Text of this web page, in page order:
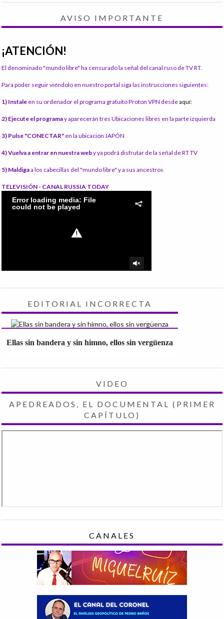
AVISO IMPORTANTE
¡ATENCIÓN!
El denominado "mundo libre" ha censurado la señal del canal ruso de TV RT.
Para poder seguir viéndolo en nuestro portal siga las instrucciones siguientes:
1) Instale en su ordenador el programa gratuito Proton VPN desdeaquí:
2) Ejecute el programay aparecerán tres Ubicaciones libres en la parte izquierda
3) Pulse "CONECTAR" en la ubicación JAPÓN
4) Vuelva a entrar en nuestra weby ya podrá disfrutar de la señal de RT TV
5) Maldigaa los cabecillas del "mundo libre" y a sus ancestros
TELEVISIÓN - CANAL RUSSIA TODAY
EDITORIAL INCORRECTA
Ellas sin bandera y sin himno, ellos sin vergüenza
VIDEO
APEDREADOS, EL DOCUMENTAL (PRIMER
CAPÍTULO)
CANALES